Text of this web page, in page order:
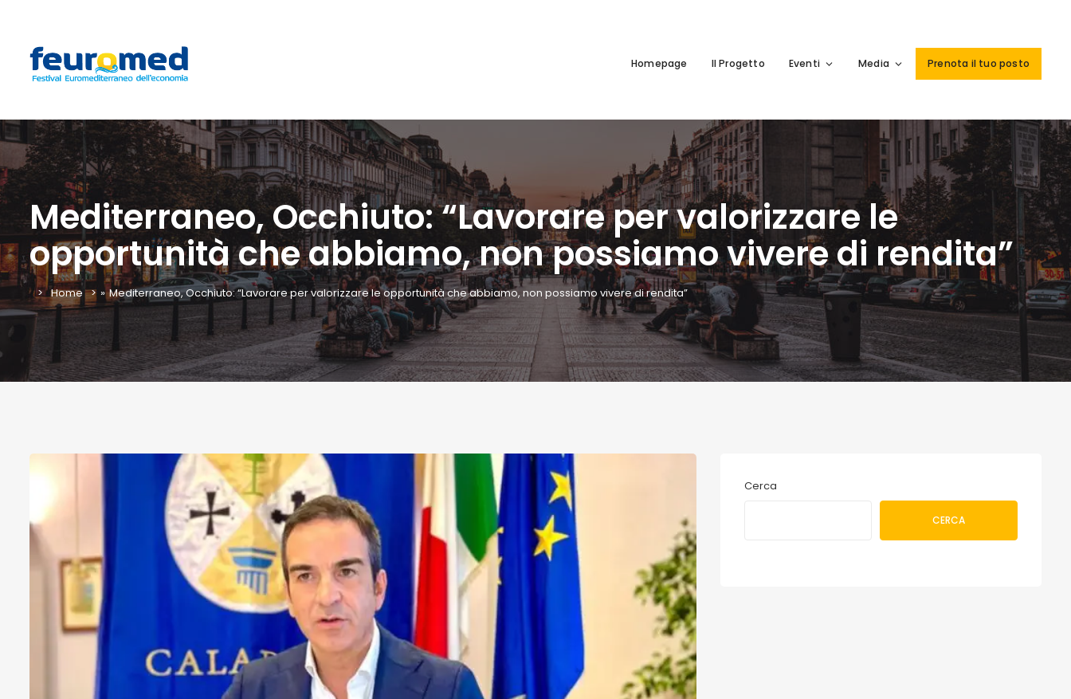
Homepage Il Progetto Eventi Media Prenota il tuo posto
Mediterraneo, Occhiuto: “Lavorare per valorizzare le
opportunità che abbiamo, non possiamo vivere di rendita”
Home » Mediterraneo, Occhiuto: “Lavorare per valorizzare le opportunità che abbiamo, non possiamo vivere di rendita”
Cerca
CERCA